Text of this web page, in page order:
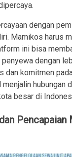
dengan
Mamikos harus
ini bisa
penyewa dengan
dan komitmen
hubungan
besar di
Pencapaian